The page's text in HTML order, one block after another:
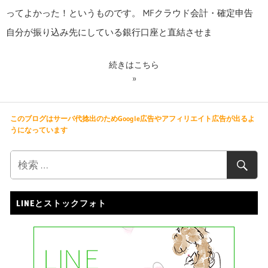
ってよかった！というものです。 MFクラウド会計・確定申告
自分が振り込み先にしている銀行口座と直結させま
続きはこちら
このブログはサーバ代捻出のためGoogle広告やアフィリエイト広告が出るよ
うになっています
LINEとストックフォト